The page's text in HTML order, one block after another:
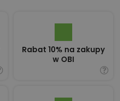
Rabat 10% na zakupy
w OBI